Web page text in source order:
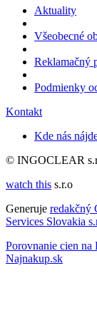
Aktuality
Všeobecné
Reklamačný
Podmienky
Kontakt
Kde nás
© INGOCLEAR
watch this s.r.o
Generuje redakčný
Services Slovakia
Porovnanie cien na
Najnakup.sk